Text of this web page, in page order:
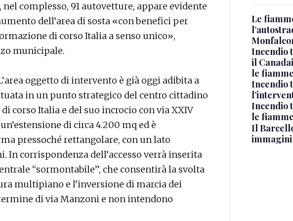
nel complesso, 91 autovetture, appare evidente
dell’area di sosta «con benefici per
di corso Italia a senso unico»,
municipale.
oggetto di intervento è già oggi adibita a
in un punto strategico del centro cittadino
corso Italia e del suo incrocio con via XXIV
di circa 4.200 mq ed è
pressoché rettangolare, con un lato
In corrispondenza dell’accesso verrà inserita
“sormontabile”, che consentirà la svolta
multipiano e l’inversione di marcia dei
di via Manzoni e non intendono
Le
Incendio
il
le
Incendio
Incendio
le
Il